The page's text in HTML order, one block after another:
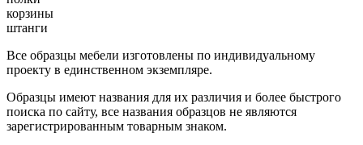
корзины
штанги
Все образцы мебели изготовлены по индивидуальному
проекту в единственном экземпляре.
Образцы имеют названия для их различия и более быстрого
поиска по сайту, все названия образцов не являются
зарегистрированным товарным знаком.